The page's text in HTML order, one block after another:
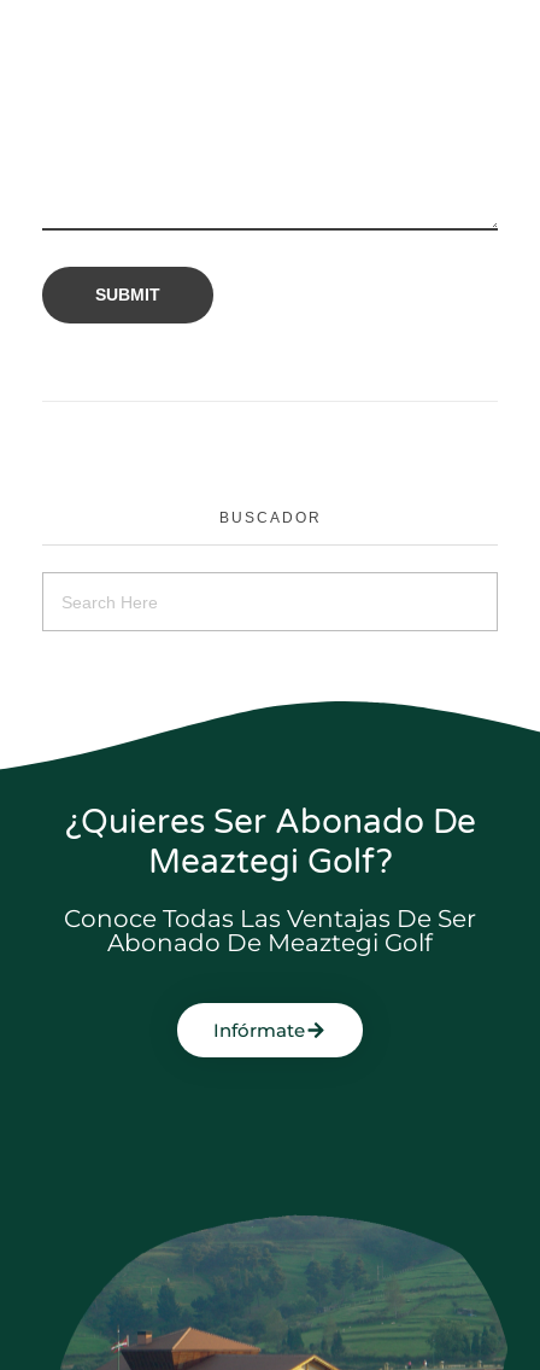
BUSCADOR
¿Quieres Ser Abonado De
Meaztegi Golf?
Conoce Todas Las Ventajas De Ser
Abonado De Meaztegi Golf
Infórmate